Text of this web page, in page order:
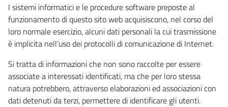
I sistemi informatici e le procedure software preposte al
funzionamento di questo sito web acquisiscono, nel corso del
loro normale esercizio, alcuni dati personali la cui trasmissione
è implicita nell’uso dei protocolli di comunicazione di Internet.
Si tratta di informazioni che non sono raccolte per essere
associate a interessati identificati, ma che per loro stessa
natura potrebbero, attraverso elaborazioni ed associazioni con
dati detenuti da terzi, permettere di identificare gli utenti.